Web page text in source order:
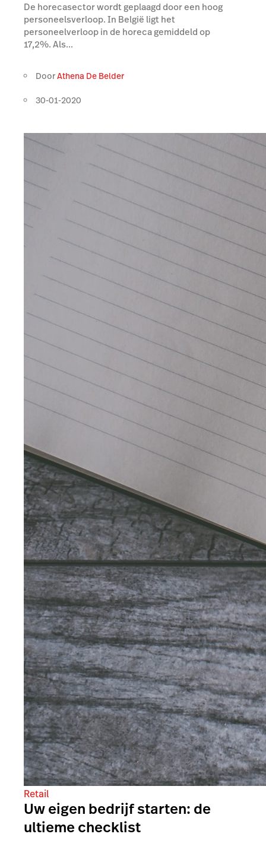
De horecasector wordt geplaagd door een hoog
personeelsverloop. In België ligt het
personeelverloop in de horeca gemiddeld op
17,2%. Als...
DoorAthena De Belder
30-01-2020
Retail
Uw eigen bedrijf starten: de
ultieme checklist